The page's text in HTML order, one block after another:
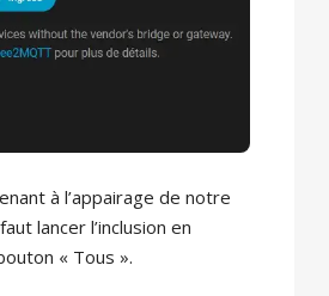
à l’appairage de notre
lancer l’inclusion en
« Tous ».